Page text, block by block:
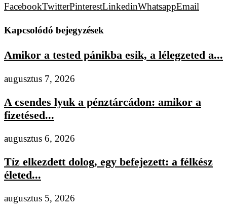
FacebookTwitterPinterestLinkedinWhatsappEmail
Kapcsolódó bejegyzések
Amikor a tested pánikba esik, a lélegzeted a...
augusztus 7, 2026
A csendes lyuk a pénztárcádon: amikor a
fizetésed...
augusztus 6, 2026
Tíz elkezdett dolog, egy befejezett: a félkész
életed...
augusztus 5, 2026